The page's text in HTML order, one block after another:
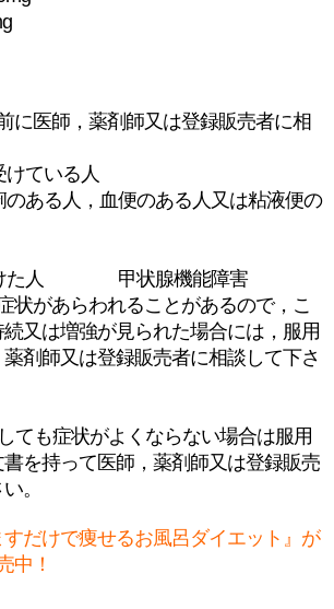
に医師，薬剤師又は登録販売者に相
けている人
のある人，血便のある人又は粘液便の
けた人 甲状腺機能障害
状があらわれることがあるので，こ
又は増強が見られた場合には，服用
剤師又は登録販売者に相談して下さ
ても症状がよくならない場合は服用
を持って医師，薬剤師又は登録販売
。
だけで痩せるお風呂ダイエット』が
中！